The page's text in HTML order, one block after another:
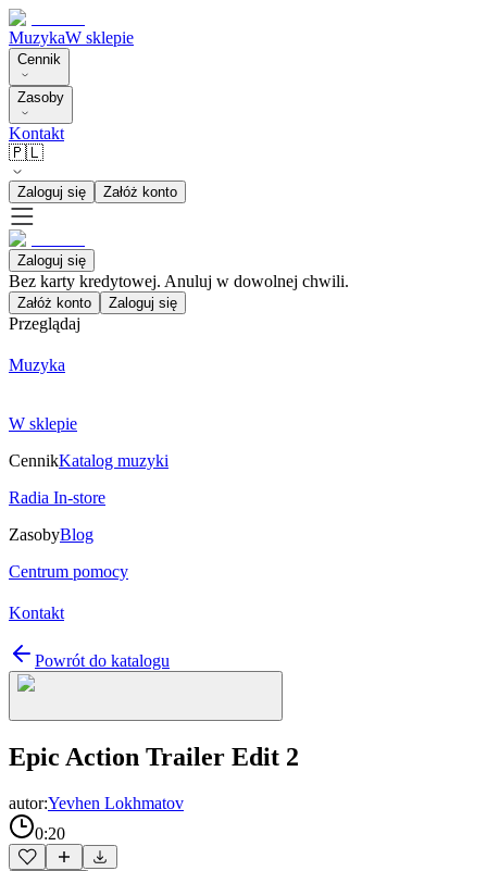
MuzykaW sklepie
Cennik
Zasoby
Kontakt
🇵🇱
Zaloguj się Załóż konto
Zaloguj się
Bez karty kredytowej. Anuluj w dowolnej chwili.
Załóż konto Zaloguj się
Przeglądaj
Muzyka
W sklepie
CennikKatalog muzyki
Radia In-store
ZasobyBlog
Centrum pomocy
Kontakt
Powrót do katalogu
Epic Action Trailer Edit 2
autor:Yevhen Lokhmatov
0:20